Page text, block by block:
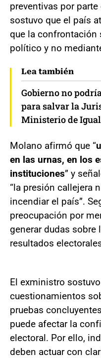
preventivas por
sostuvo que el país
que la confrontación
político y no
Lea también
Gobierno no
para salvar la
Ministerio de
Molano afirmó que “
en las urnas, en los
instituciones” y
“la presión callejera
incendiar el país”.
preocupación por
generar dudas
resultados
El exministro
cuestionamientos
pruebas
puede afectar la
electoral. Por ello,
deben actuar con